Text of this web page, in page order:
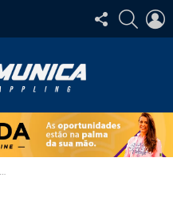
SIGA-
NOS